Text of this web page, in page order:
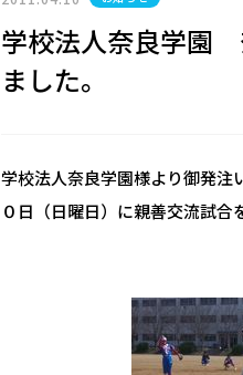
学校法人奈良学園
ました。
学校法人奈良学園様より御発注
０日（日曜日）に親善交流試合